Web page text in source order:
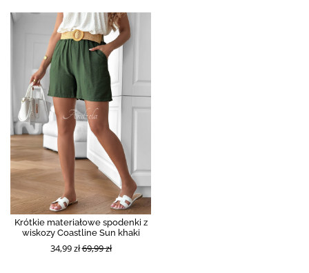
Krótkie materiałowe spodenki z
wiskozy Coastline Sun khaki
34,99 zł69,99 zł